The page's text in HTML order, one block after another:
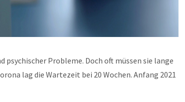
Probleme. Doch oft müssen sie lange
lag die Wartezeit bei 20 Wochen. Anfang 2021